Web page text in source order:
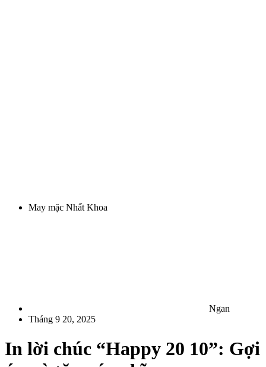
May mặc Nhất Khoa
Ngan
Tháng 9 20, 2025
In lời chúc “Happy 20 10”: Gợi